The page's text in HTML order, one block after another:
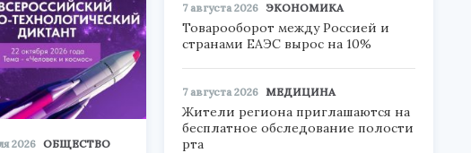
2026 ОБЩЕСТВО
7 августа 2026 ЭКОНОМИКА
Товарооборот между Россией и
странами ЕАЭС вырос на 10%
7 августа 2026 МЕДИЦИНА
Жители региона приглашаются на
бесплатное обследование полости
рта